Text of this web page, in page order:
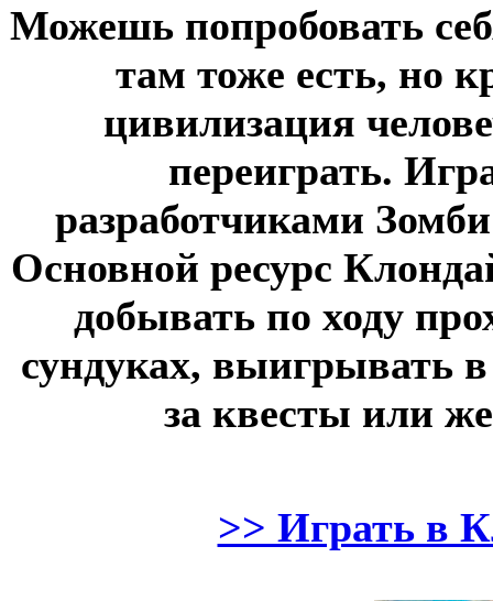
Можешь попробовать
там тоже есть, но
цивилизация
переиграть.
разработчиками
Основной ресурс
добывать по ходу
сундуках, выигрывать
за квесты или
>> Играть в